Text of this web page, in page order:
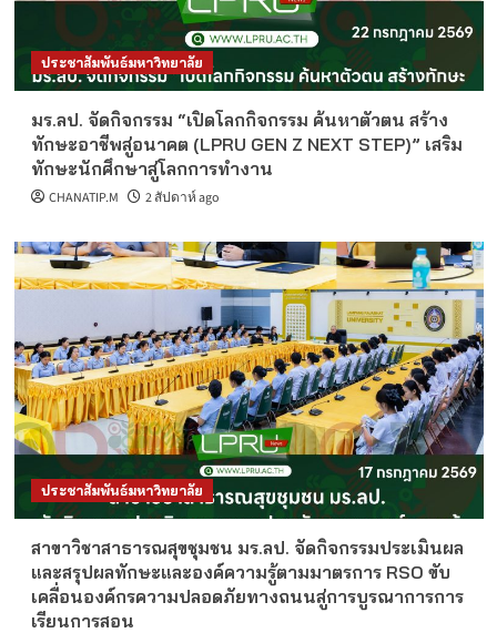
ประชาสัมพันธ์มหาวิทยาลัย
มร.ลป. จัดกิจกรรม “เปิดโลกกิจกรรม ค้นหาตัวตน สร้าง
ทักษะอาชีพสู่อนาคต (LPRU GEN Z NEXT STEP)” เสริม
ทักษะนักศึกษาสู่โลกการทำงาน
CHANATIP.M 2 สัปดาห์ ago
ประชาสัมพันธ์มหาวิทยาลัย
สาขาวิชาสาธารณสุขชุมชน มร.ลป. จัดกิจกรรมประเมินผล
และสรุปผลทักษะและองค์ความรู้ตามมาตรการ RSO ขับ
เคลื่อนองค์กรความปลอดภัยทางถนนสู่การบูรณาการการ
เรียนการสอน